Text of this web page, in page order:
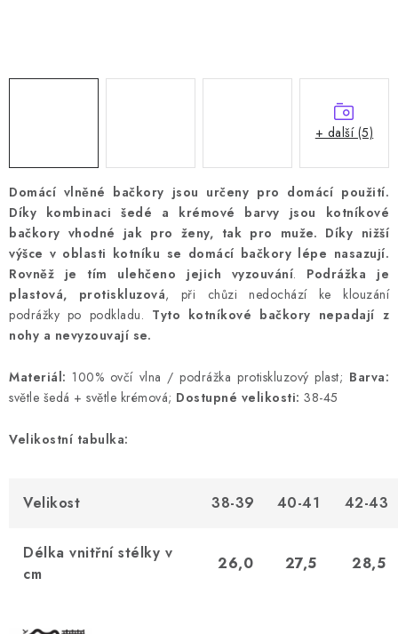
Domácí vlněné bačkory jsou určeny pro domácí použití.
Díky kombinaci šedé a krémové barvy jsou kotníkové
bačkory vhodné jak pro ženy, tak pro muže. Díky nižší
výšce v oblasti kotníku se domácí bačkory lépe nasazují.
Rovněž je tím ulehčeno jejich vyzouvání. Podrážka je
plastová, protiskluzová, při chůzi nedochází ke klouzání
podrážky po podkladu. Tyto kotníkové bačkory nepadají z
nohy a nevyzouvají se.
Materiál: 100% ovčí vlna / podrážka protiskluzový plast; Barva:
světle šedá + světle krémová; Dostupné velikosti: 38-45
Velikostní tabulka:
Velikost 38-39 40-41 42-43
Délka vnitřní stélky v
cm
26,0 27,5 28,5
+ další (5)